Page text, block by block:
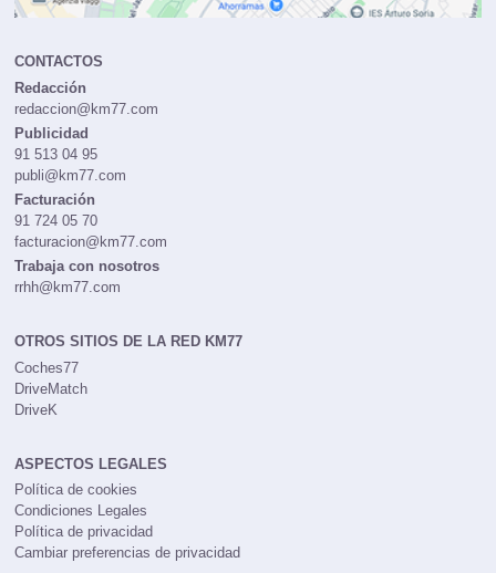
CONTACTOS
Redacción
redaccion@km77.com
Publicidad
91 513 04 95
publi@km77.com
Facturación
91 724 05 70
facturacion@km77.com
Trabaja con nosotros
OTROS SITIOS DE LA RED KM77
Coches77
DriveMatch
ASPECTOS LEGALES
Política de cookies
Condiciones Legales
Política de privacidad